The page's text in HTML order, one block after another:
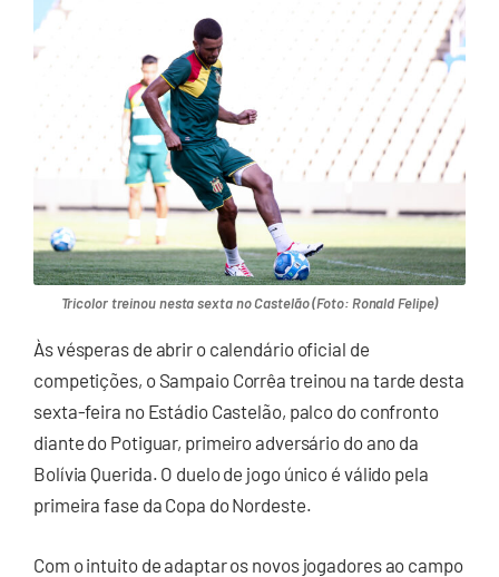
Tricolor treinou nesta sexta no Castelão (Foto: Ronald Felipe)
Às vésperas de abrir o calendário oficial de
competições, o Sampaio Corrêa treinou na tarde desta
sexta-feira no Estádio Castelão, palco do confronto
diante do Potiguar, primeiro adversário do ano da
Bolívia Querida. O duelo de jogo único é válido pela
primeira fase da Copa do Nordeste.
Com o intuito de adaptar os novos jogadores ao campo